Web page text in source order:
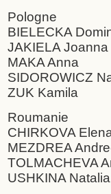
Pologne
BIELECKA
JAKIELA Joanna
MAKA Anna
SIDOROWICZ
ZUK Kamila
Roumanie
CHIRKOVA
MEZDREA
TOLMACHEVA
USHKINA Natalia